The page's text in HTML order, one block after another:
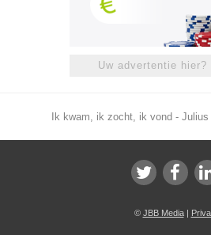
Uw advertentie hier?
Ik kwam, ik zocht, ik vond -
© JBB Media|